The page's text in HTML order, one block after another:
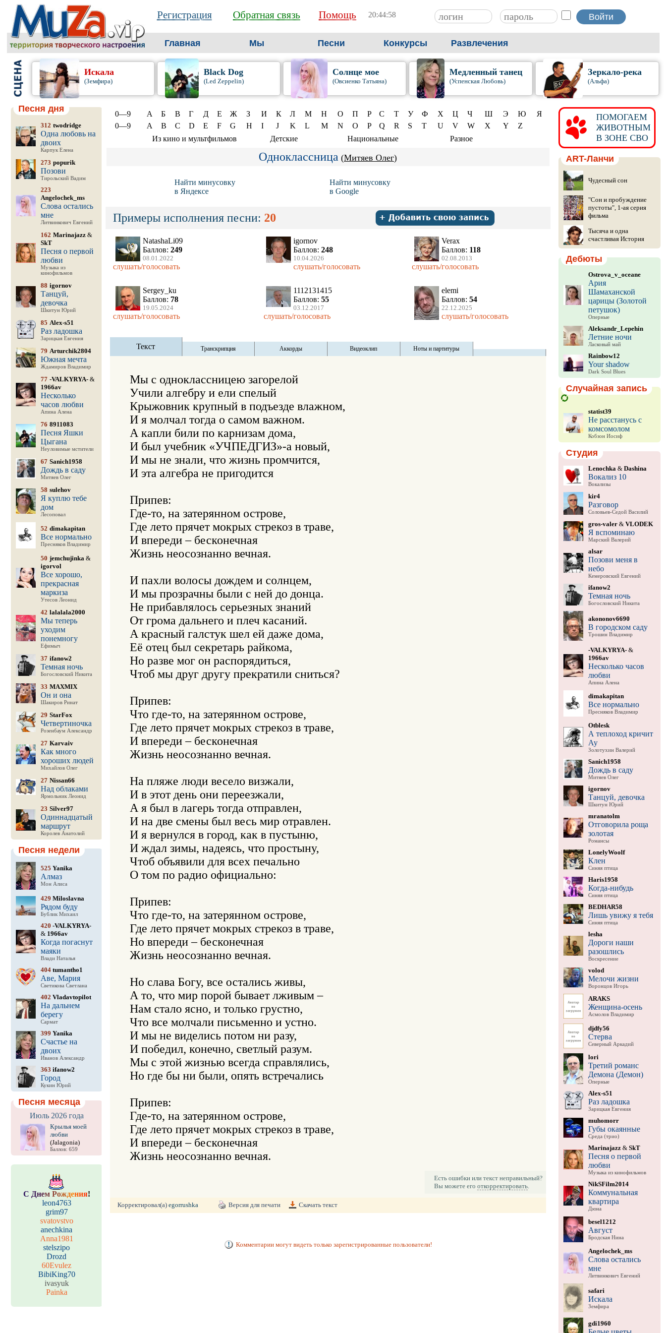
Регистрация Обратная связь Помощь 20:44:59
Главная Мы Песни Конкурсы Развлечения
Искала
(Земфира)
Black Dog
(Led Zeppelin)
Солнце мое
(Овсиенко Татьяна)
Медленный танец
(Успенская Любовь)
Зеркало-река
(Альфа)
Песня дня
312 twodridge
Одна любовь на
двоих
Карпук Елена
273 popurik
Позови
Тирольский Вадим
223
Angelochek_ms
Слова остались
мне
Литвинкович Евгений
162 Marinajazz&
SkT
Песня о первой
любви
Музыка из
кинофильмов
88 igornov
Танцуй,
девочка
Шкитун Юрий
85 Alex-s51
Раз ладошка
Зарицкая Евгения
79 Arturchik2804
Южная мечта
Ждамиров Владимир
77 -VALKYRYA-&
1966av
Несколько
часов любви
Апина Алена
76 8911083
Песня Яшки
Цыгана
Неуловимые мстители
67 Sanich1958
Дождь в саду
Митяев Олег
58 sulehov
Я куплю тебе
дом
Лесоповал
52 dimakapitan
Все нормально
Пресняков Владимир
50 jemchujinka&
igorvol
Все хорошо,
прекрасная
маркиза
Утесов Леонид
42 lalalala2000
Мы теперь
уходим
понемногу
Ефимыч
37 ifanow2
Темная ночь
Богословский Никита
33 MAXMIX
Он и она
Шакиров Ринат
29 StarFox
Четвертиночка
Розенбаум Александр
27 Karvaiv
Как много
хороших людей
Михайлов Олег
27 Nissan66
Над облаками
Ярмольник Леонид
23 Silver97
Одиннадцатый
маршрут
Королев Анатолий
Песня недели
525 Yanika
Алмаз
Мон Алиса
429 Miloslavna
Рядом буду
Бублик Михаил
420 -VALKYRYA-
& 1966av
Когда погаснут
маяки
Влади Наталья
404tumantho1
Аве, Мария
Светикова Светлана
402 Vladavtopilot
На дальнем
берегу
Сармат
399 Yanika
Счастье на
двоих
Иванов Александр
363 ifanow2
Город
Кукин Юрий
Песня месяца
Июль 2026 года
Крылья моей
любви
(Jalagonia)
Баллов: 659
С Днем Рождения!
leon4763
grim97
svatovstvo
anechkina
Anna1981
stelszipo
Drozd
60Evulez
BibiKing70
ivasyuk
Painka
0—9 А Б В Г Д Е Ж З И К Л М Н О П Р С Т У Ф Х Ц Ч Ш Э Ю
Я
0—9
A B C D E F G H I J K L M N O P Q R S T U V W X Y
Z
Из кино и мультфильмов
Детские Национальные Разное
Одноклассница (Митяев Олег)
Найти минусовку
в Яндексе
Найти минусовку
в Google
Примеры исполнения песни: 20
NatashaLi09
Баллов: 249
08.01.2022
слушать/голосовать
igornov
Баллов: 248
10.04.2026
слушать/голосовать
Verax
Баллов: 118
02.08.2013
слушать/голосовать
Sergey_ku
Баллов: 78
19.05.2024
слушать/голосовать
1112131415
Баллов: 55
03.12.2017
слушать/голосовать
elemi
Баллов: 54
22.12.2025
слушать/голосовать
Текст Транскрипция Аккорды Видеоклип Ноты и партитуры
Мы с одноклассницею загорелой
Учили алгебру и ели спелый
Крыжовник крупный в подъезде влажном,
И я молчал тогда о самом важном.
А капли били по карнизам дома,
И был учебник «УЧПЕДГИЗ»-а новый,
И мы не знали, что жизнь промчится,
И эта алгебра не пригодится
Припев:
Где-то, на затерянном острове,
Где лето прячет мокрых стрекоз в траве,
И впереди – бесконечная
Жизнь неосознанно вечная.
И пахли волосы дождем и солнцем,
И мы прозрачны были с ней до донца.
Не прибавлялось серьезных знаний
От грома дальнего и плеч касаний.
А красный галстук шел ей даже дома,
Её отец был секретарь райкома,
Но разве мог он распорядиться,
Чтоб мы друг другу прекратили сниться?
Припев:
Что где-то, на затерянном острове,
Где лето прячет мокрых стрекоз в траве,
И впереди – бесконечная
Жизнь неосознанно вечная.
На пляже люди весело визжали,
И в этот день они переезжали,
А я был в лагерь тогда отправлен,
И на две смены был весь мир отравлен.
И я вернулся в город, как в пустыню,
И ждал зимы, надеясь, что простыну,
Чтоб объявили для всех печально
О том по радио официально:
Припев:
Что где-то, на затерянном острове,
Где лето прячет мокрых стрекоз в траве,
Но впереди – бесконечная
Жизнь неосознанно вечная.
Но слава Богу, все остались живы,
А то, что мир порой бывает лживым –
Нам стало ясно, и только грустно,
Что все молчали письменно и устно.
И мы не виделись потом ни разу,
И победил, конечно, светлый разум.
Мы с этой жизнью всегда справлялись,
Но где бы ни были, опять встречались
Припев:
Где-то, на затерянном острове,
Где лето прячет мокрых стрекоз в траве,
И впереди – бесконечная
Жизнь неосознанно вечная.
Есть ошибки или текст неправильный?
Вы можете его откорректировать.
Корректировал(а) egorrushka Версия для печати Скачать текст
Комментарии могут видеть только зарегистрированные пользователи!
ПОМОГАЕМ
ЖИВОТНЫМ
В ЗОНЕ СВО
ART-Ланчи
Чудесный сон
"Сон и пробуждение
пустоты", 1-ая серия
фильма
Тысяча и одна
счастливая История
Дебюты
Ostrova_v_oceane
Ария
Шамаханской
царицы (Золотой
петушок)
Оперные
Aleksandr_Lepehin
Летние ночи
Ласковый май
Rainbow12
Your shadow
Dark Soul Blues
Случайная запись
statist39
Не расстанусь с
комсомолом
Кобзон Иосиф
Студия
Lenochka & Dashina
Вокализ 10
Вокализы
kir4
Разговор
Соловьев-Седой Василий
gros-valer& VLODEK
Я вспоминаю
Марский Валерий
alsar
Позови меня в
небо
Кемеровский Евгений
ifanow2
Темная ночь
Богословский Никита
akononov6690
В городском саду
Трошин Владимир
-VALKYRYA-&
1966av
Несколько часов
любви
Апина Алена
dimakapitan
Все нормально
Пресняков Владимир
Otblesk
А теплоход кричит
Ау
Золотухин Валерий
Sanich1958
Дождь в саду
Митяев Олег
igornov
Танцуй, девочка
Шкитун Юрий
mranatolm
Отговорила роща
золотая
Романсы
LonelyWoolf
Клен
Синяя птица
Haris1958
Когда-нибудь
Синяя птица
BEDHAR58
Лишь увижу я тебя
Синяя птица
lesha
Дороги наши
разошлись
Воскресение
volod
Мелочи жизни
Воронцов Игорь
ARAKS
Женщина-осень
Асмолов Владимир
djdfy56
Стерва
Северный Аркадий
lori
Третий романс
Демона (Демон)
Оперные
Alex-s51
Раз ладошка
Зарицкая Евгения
muhomorr
Губы окаянные
Среда (трио)
Marinajazz& SkT
Песня о первой
любви
Музыка из кинофильмов
NikSFilm2014
Коммунальная
квартира
Дюна
besel1212
Август
Бродская Нина
Angelochek_ms
Слова остались
мне
Литвинкович Евгений
safari
Искала
Земфира
gdi1960